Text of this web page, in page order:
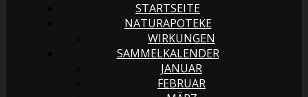
STARTSEITE
NATURAPOTEKE
WIRKUNGEN
SAMMELKALENDER
JANUAR
FEBRUAR